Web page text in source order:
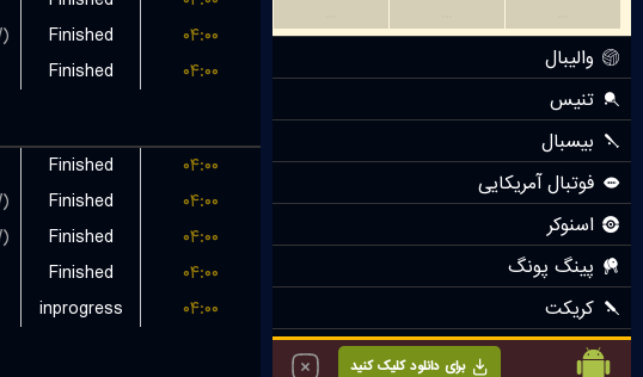
Finished
۰۴:۰۰
Finished
۰۴:۰۰
Finished
۰۴:۰۰
Finished
۰۴:۰۰
Finished
۰۴:۰۰
Finished
۰۴:۰۰
inprogress
۰۴:۰۰